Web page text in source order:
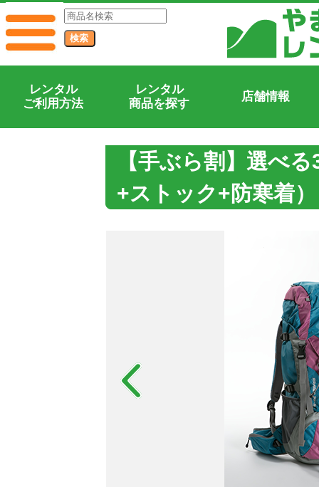
レンタル
ご利用方法
レンタル
商品を探す
店舗情報
【手ぶら割】選べ
+ストック+防寒着